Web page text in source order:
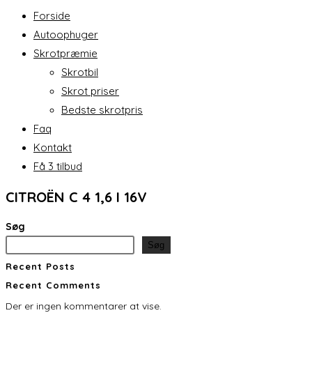
Forside
Autoophuger
Skrotpræmie
Skrotbil
Skrot priser
Bedste skrotpris
Faq
Kontakt
Få 3 tilbud
CITROËN C 4 1,6 I 16V
Søg
Søg
Recent Posts
Recent Comments
Der er ingen kommentarer at vise.